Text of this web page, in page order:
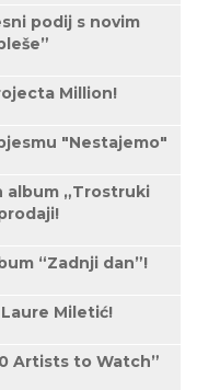
podij s novim
Million!
"Nestajemo"
album „Trostruki
“Zadnji dan”!
Miletić!
Artists to Watch”